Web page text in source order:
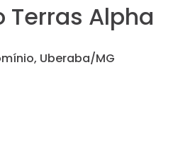
Alpha
Uberaba/MG